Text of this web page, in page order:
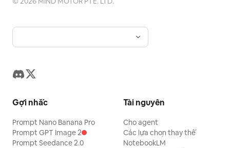
Gợi nhắc
Prompt Nano Banana Pro
Prompt GPT Image 2
Prompt Seedance 2.0
Tài nguyên
Cho agent
Các lựa chọn thay thế
NotebookLM